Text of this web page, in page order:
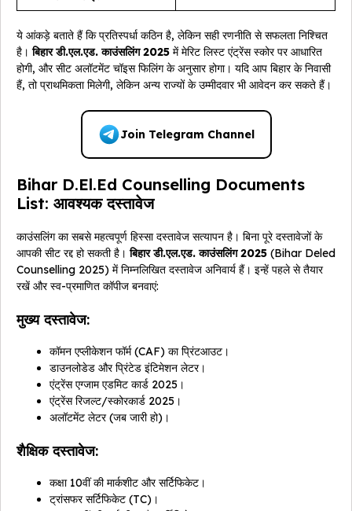
ये आंकड़े बताते हैं कि प्रतिस्पर्धा कठिन है, लेकिन सही रणनीति से सफलता निश्चित
है।बिहार डी.एल.एड. काउंसलिंग 2025 में मेरिट लिस्ट एंट्रेंस स्कोर पर आधारित
होगी, और सीट अलॉटमेंट चॉइस फिलिंग के अनुसार होगा। यदि आप बिहार के निवासी
हैं, तो प्राथमिकता मिलेगी, लेकिन अन्य राज्यों के उम्मीदवार भी आवेदन कर सकते हैं।
Join Telegram Channel
Bihar D.El.Ed Counselling Documents
List: आवश्यक दस्तावेज
काउंसलिंग का सबसे महत्वपूर्ण हिस्सा दस्तावेज सत्यापन है। बिना पूरे दस्तावेजों के
आपकी सीट रद्द हो सकती है।बिहार डी.एल.एड. काउंसलिंग 2025 (Bihar Deled
Counselling 2025) में निम्नलिखित दस्तावेज अनिवार्य हैं। इन्हें पहले से तैयार
रखें और स्व-प्रमाणित कॉपीज बनवाएं:
मुख्य दस्तावेज:
कॉमन एप्लीकेशन फॉर्म (CAF) का प्रिंटआउट।
डाउनलोडेड और प्रिंटेड इंटिमेशन लेटर।
एंट्रेंस एग्जाम एडमिट कार्ड 2025।
एंट्रेंस रिजल्ट/स्कोरकार्ड 2025।
अलॉटमेंट लेटर (जब जारी हो)।
शैक्षिक दस्तावेज:
कक्षा 10वीं की मार्कशीट और सर्टिफिकेट।
ट्रांसफर सर्टिफिकेट (TC)।